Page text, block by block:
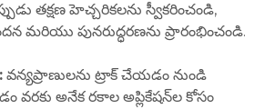
తక్షణ హెచ్చరికలను స్వీకరించండి,
మరియు పునరుద్ధరణను ప్రారంభించండి.
వన్యప్రాణులను ట్రాక్ చేయడం నుండి
వరకు అనేక రకాల అప్లికేషన్‌ల కోసం